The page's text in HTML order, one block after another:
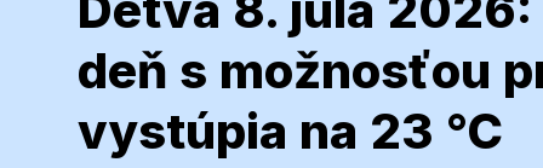
deň s možnosťou
vystúpia na 23 °C
Detva 8. júla